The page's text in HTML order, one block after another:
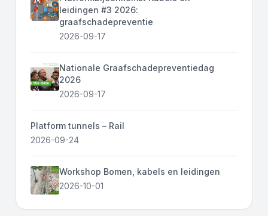
leidingen #3 2026:
graafschadepreventie
2026-09-17
Nationale Graafschadepreventiedag
2026
2026-09-17
Platform tunnels – Rail
2026-09-24
Workshop Bomen, kabels en leidingen
2026-10-01